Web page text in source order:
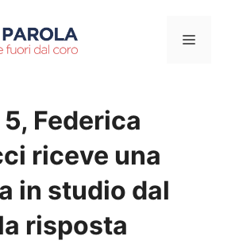
Menu
Federica
riceve una
in studio dal
risposta